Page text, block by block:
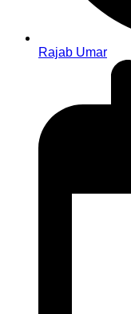
Rajab Umar